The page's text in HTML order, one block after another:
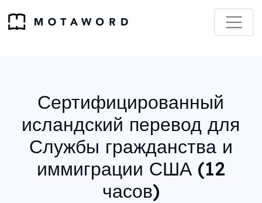
Сертифицированный
исландский перевод для
Службы гражданства и
иммиграции США (12
часов)